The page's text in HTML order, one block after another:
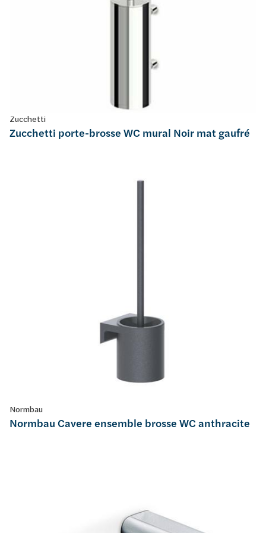
Zucchetti
Zucchetti porte-brosse WC mural Noir mat gaufré
Normbau
Normbau Cavere ensemble brosse WC anthracite